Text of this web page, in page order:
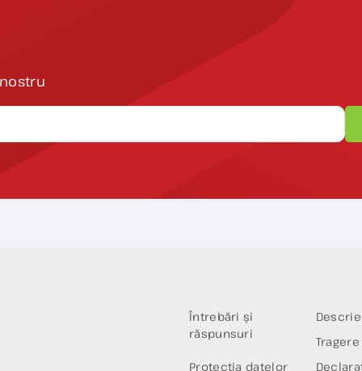
Întrebări și
răspunsuri
Protecția datelor